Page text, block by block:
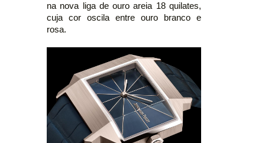
na nova liga de ouro areia 18 quilates,
cuja cor oscila entre ouro branco e
rosa.